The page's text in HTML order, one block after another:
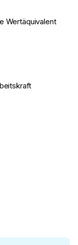
Wertäquivalent